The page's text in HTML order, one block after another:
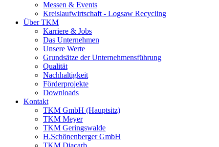
Messen & Events
Kreislaufwirtschaft - Logsaw Recycling
Über TKM
Karriere & Jobs
Das Unternehmen
Unsere Werte
Grundsätze der Unternehmensführung
Qualität
Nachhaltigkeit
Förderprojekte
Downloads
Kontakt
TKM GmbH (Hauptsitz)
TKM Meyer
TKM Geringswalde
H.Schönenberger GmbH
TKM Diacarb